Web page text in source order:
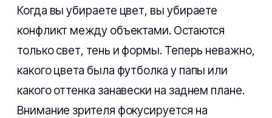
Когда вы убираете цвет, вы убираете
конфликт между объектами. Остаются
только свет, тень и формы. Теперь неважно,
какого цвета была футболка у папы или
какого оттенка занавески на заднем плане.
Внимание зрителя фокусируется на